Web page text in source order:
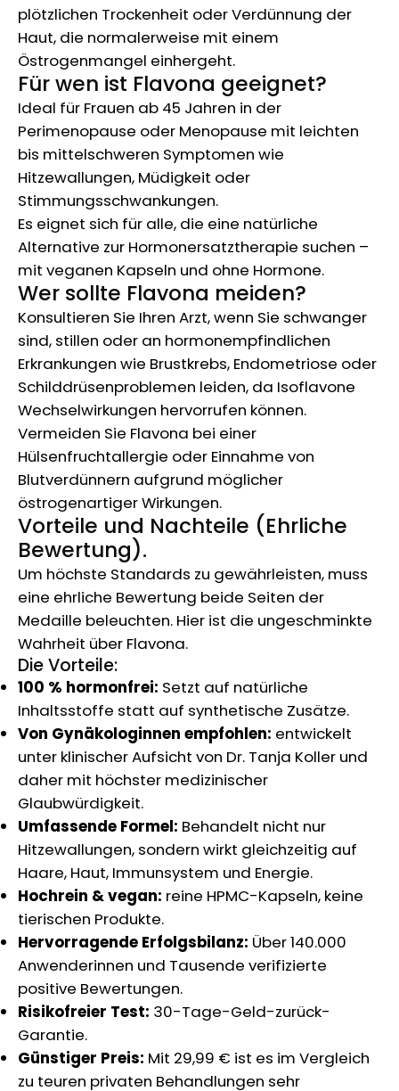
plötzlichen Trockenheit oder Verdünnung der
Haut, die normalerweise mit einem
Östrogenmangel einhergeht.
Für wen ist Flavona geeignet?
Ideal für Frauen ab 45 Jahren in der
Perimenopause oder Menopause mit leichten
bis mittelschweren Symptomen wie
Hitzewallungen, Müdigkeit oder
Stimmungsschwankungen.
Es eignet sich für alle, die eine natürliche
Alternative zur Hormonersatztherapie suchen –
mit veganen Kapseln und ohne Hormone.
Wer sollte Flavona meiden?
Konsultieren Sie Ihren Arzt, wenn Sie schwanger
sind, stillen oder an hormonempfindlichen
Erkrankungen wie Brustkrebs, Endometriose oder
Schilddrüsenproblemen leiden, da Isoflavone
Wechselwirkungen hervorrufen können.
Vermeiden Sie Flavona bei einer
Hülsenfruchtallergie oder Einnahme von
Blutverdünnern aufgrund möglicher
östrogenartiger Wirkungen.
Vorteile und Nachteile (Ehrliche
Bewertung).
Um höchste Standards zu gewährleisten, muss
eine ehrliche Bewertung beide Seiten der
Medaille beleuchten. Hier ist die ungeschminkte
Wahrheit über Flavona.
Die Vorteile:
100 % hormonfrei: Setzt auf natürliche
Inhaltsstoffe statt auf synthetische Zusätze.
Von Gynäkologinnen empfohlen: entwickelt
unter klinischer Aufsicht von Dr. Tanja Koller und
daher mit höchster medizinischer
Glaubwürdigkeit.
Umfassende Formel: Behandelt nicht nur
Hitzewallungen, sondern wirkt gleichzeitig auf
Haare, Haut, Immunsystem und Energie.
Hochrein & vegan: reine HPMC-Kapseln, keine
tierischen Produkte.
Hervorragende Erfolgsbilanz: Über 140.000
Anwenderinnen und Tausende verifizierte
positive Bewertungen.
Risikofreier Test: 30-Tage-Geld-zurück-
Garantie.
Günstiger Preis: Mit 29,99 € ist es im Vergleich
zu teuren privaten Behandlungen sehr